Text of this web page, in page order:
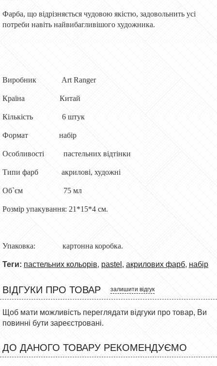
Фарба, що відрізняється чудовою якістю, задовольнить усі
потреби навіть найвибагливішого художника.
Виробник Art Ranger
Країна Китай
Кількість 6 штук
Формат набір
Особливості пастельних відтінки
Типи фарб акрилові, художні
Об`єм 75 мл
Розмір упакування: 21*15*4 см.
Упаковка: картонна коробка.
Теги: пастельних кольорів, pastel , акрилових фарб, набір
ВІДГУКИ ПРО ТОВАР залишити відгук
Щоб мати можливість переглядати відгуки про товар, Ви
повинні бути зареєстровані.
ДО ДАНОГО ТОВАРУ РЕКОМЕНДУЄМО